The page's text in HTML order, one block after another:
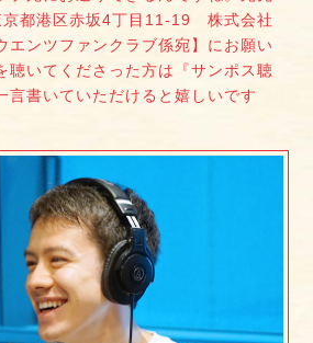
都港区赤坂4丁目11-19 株式会社
ンツファンクラブ係宛】にお願い
聴いてくださった方は『サンポス聴
言書いていただけると嬉しいです